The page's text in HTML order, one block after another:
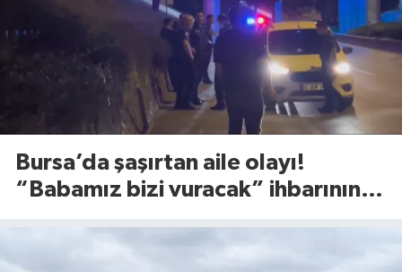
Bursa’da şaşırtan aile olayı!
“Babamız bizi vuracak” ihbarının